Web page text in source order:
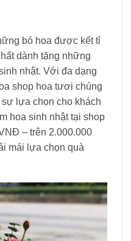
bó hoa được kết tỉ
dành tặng những
nhật. Với đa dạng
shop hoa tươi chúng
lựa chọn cho khách
hoa sinh nhật tại shop
– trên 2.000.000
mái lựa chọn quà